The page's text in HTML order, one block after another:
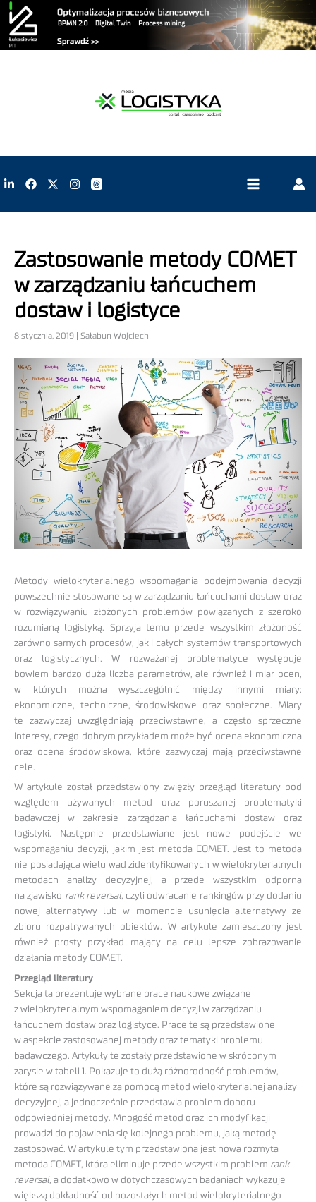
Zastosowanie metody COMET
w zarządzaniu łańcuchem
dostaw i logistyce
8 stycznia, 2019 | Sałabun Wojciech
Metody wielokryterialnego wspomagania podejmowania decyzji
powszechnie stosowane są w zarządzaniu łańcuchami dostaw oraz
w rozwiązywaniu złożonych problemów powiązanych z szeroko
rozumianą logistyką. Sprzyja temu przede wszystkim złożoność
zarówno samych procesów, jak i całych systemów transportowych
oraz logistycznych. W rozważanej problematyce występuje
bowiem bardzo duża liczba parametrów, ale również i miar ocen,
w których można wyszczególnić między innymi miary:
ekonomiczne, techniczne, środowiskowe oraz społeczne. Miary
te zazwyczaj uwzględniają przeciwstawne, a często sprzeczne
interesy, czego dobrym przykładem może być ocena ekonomiczna
oraz ocena środowiskowa, które zazwyczaj mają przeciwstawne
cele.
W artykule został przedstawiony zwięzły przegląd literatury pod
względem używanych metod oraz poruszanej problematyki
badawczej w zakresie zarządzania łańcuchami dostaw oraz
logistyki. Następnie przedstawiane jest nowe podejście we
wspomaganiu decyzji, jakim jest metoda COMET. Jest to metoda
nie posiadająca wielu wad zidentyfikowanych w wielokryterialnych
metodach analizy decyzyjnej, a przede wszystkim odporna
na zjawisko rank reversal, czyli odwracanie rankingów przy dodaniu
nowej alternatywy lub w momencie usunięcia alternatywy ze
zbioru rozpatrywanych obiektów. W artykule zamieszczony jest
również prosty przykład mający na celu lepsze zobrazowanie
działania metody COMET.
Przegląd literatury
Sekcja ta prezentuje wybrane prace naukowe związane
z wielokryterialnym wspomaganiem decyzji w zarządzaniu
łańcuchem dostaw oraz logistyce. Prace te są przedstawione
w aspekcie zastosowanej metody oraz tematyki problemu
badawczego. Artykuły te zostały przedstawione w skróconym
zarysie w tabeli 1. Pokazuje to dużą różnorodność problemów,
które są rozwiązywane za pomocą metod wielokryterialnej analizy
decyzyjnej, a jednocześnie przedstawia problem doboru
odpowiedniej metody. Mnogość metod oraz ich modyfikacji
prowadzi do pojawienia się kolejnego problemu, jaką metodę
zastosować. W artykule tym przedstawiona jest nowa rozmyta
metoda COMET, która eliminuje przede wszystkim problem rank
reversal, a dodatkowo w dotychczasowych badaniach wykazuje
większą dokładność od pozostałych metod wielokryterialnego